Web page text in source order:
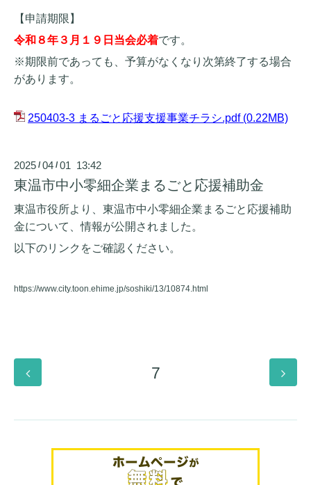
【申請期限】
令和８年３月１９日当会必着です。
※期限前であっても、予算がなくなり次第終了する場合
があります。
250403-3 まるごと応援支援事業チラシ.pdf(0.22MB)
2025 /04 /01 13:42
東温市中小零細企業まるごと応援補助金
東温市役所より、東温市中小零細企業まるごと応援補助
金について、情報が公開されました。
以下のリンクをご確認ください。
https://www.city.toon.ehime.jp/soshiki/13/10874.html
7